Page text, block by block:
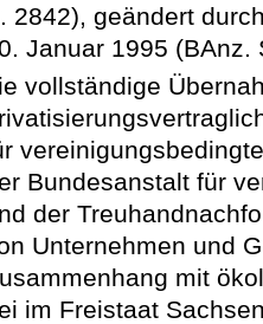
2842), geändert
Januar 1995 (BAnz.
vollständige
Bundesanstalt für
der
Unternehmen und
mit
im Freistaat